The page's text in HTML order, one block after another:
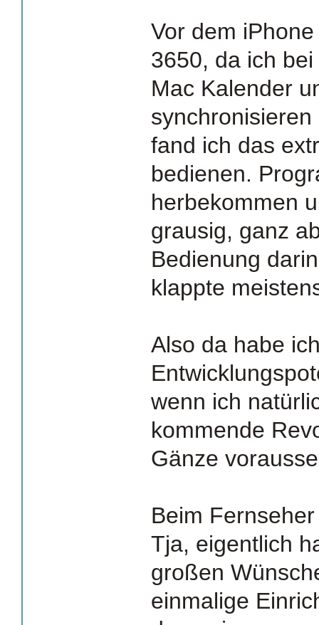
Vor dem
3650, da ich
Mac Kalender
fand ich das
bedienen.
herbekommen
grausig, ganz
Bedienung
klappte
Also da habe
wenn ich
kommende
Gänze
Beim
Tja, eigentlich
großen
einmalige